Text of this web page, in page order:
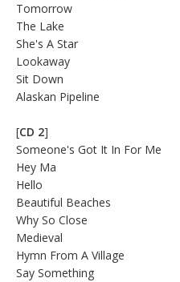
Tomorrow
The Lake
She's A Star
Lookaway
Sit Down
Alaskan Pipeline
[CD 2]
Someone's Got It In For Me
Hey Ma
Hello
Beautiful Beaches
Why So Close
Medieval
Hymn From A Village
Say Something